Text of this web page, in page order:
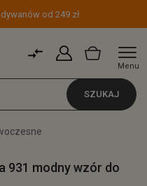
od 249 zł
Menu
SZUKAJ
931 modny wzór do